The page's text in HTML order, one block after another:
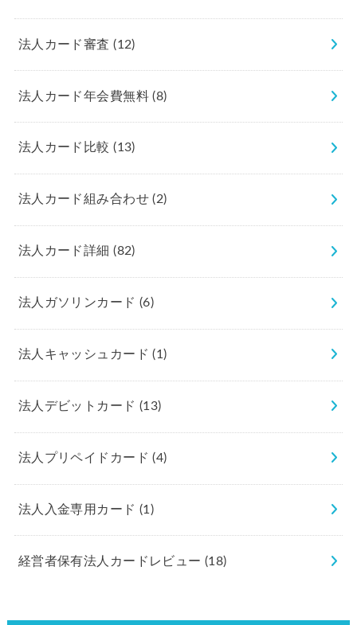
法人カード審査(12)
法人カード年会費無料(8)
法人カード比較(13)
法人カード組み合わせ(2)
法人カード詳細(82)
法人ガソリンカード (6)
法人キャッシュカード(1)
法人デビットカード (13)
法人プリペイドカード(4)
法人入金専用カード (1)
経営者保有法人カードレビュー(18)